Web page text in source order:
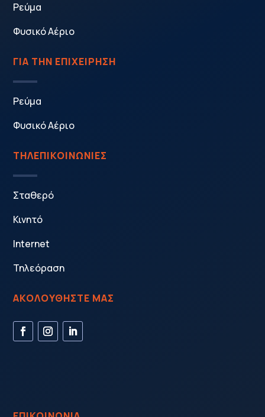
Ρεύμα
Φυσικό Αέριο
ΓΙΑ ΤΗΝ ΕΠΙΧΕΙΡΗΣΗ
Ρεύμα
Φυσικό Αέριο
ΤΗΛΕΠΙΚΟΙΝΩΝΙΕΣ
Σταθερό
Κινητό
Internet
Τηλεόραση
ΑΚΟΛΟΥΘΗΣΤΕ ΜΑΣ